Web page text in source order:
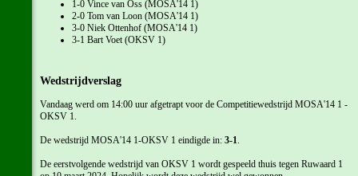
1-0 Vince van Oss (MOSA'14 1)
2-0 Tom van Loon (MOSA'14 1)
3-0 Niek Ottenhof (MOSA'14 1)
3-1 Bart Voet (OKSV 1)
Wedstrijdverslag
Vandaag werd om 14:00 uur afgetrapt voor de Competitiewedstrijd MOSA'14 1 -
OKSV 1.
De wedstrijd MOSA'14 1-OKSV 1 eindigde in: 3-1.
De eerstvolgende wedstrijd van OKSV 1 wordt gespeeld thuis tegen Ruwaard 1